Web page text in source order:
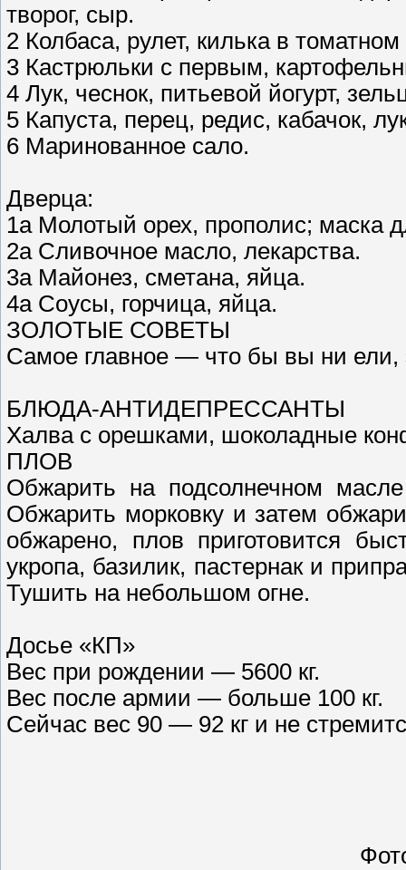
творог, сыр.
2 Колбаса, рулет, килька в
3 Кастрюльки с первым,
4 Лук, чеснок, питьевой йогурт,
5 Капуста, перец, редис, кабачок,
6 Маринованное сало.
Дверца:
1а Молотый орех, прополис; маска
2а Сливочное масло, лекарства.
3а Майонез, сметана, яйца.
4а Соусы, горчица, яйца.
ЗОЛОТЫЕ СОВЕТЫ
Самое главное — что бы вы ни ели,
БЛЮДА-АНТИДЕПРЕССАНТЫ
Халва с орешками, шоколадные
ПЛОВ
Обжарить на подсолнечном
Обжарить морковку и затем
обжарено, плов приготовится
укропа, базилик, пастернак и
Тушить на небольшом огне.
Досье «КП»
Вес при рождении — 5600 кг.
Вес после армии — больше 100 кг.
Сейчас вес 90 — 92 кг и не